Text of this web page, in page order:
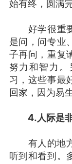
始有终，圆满完
好学很重要
是问，问专业
子再问，重复
努力和智力
习，这些事最
回家，因为易
4.人际是
有人的地方
听到和看到。